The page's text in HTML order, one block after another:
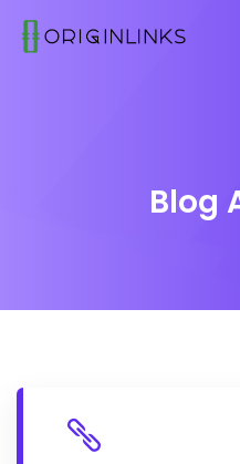
Blog